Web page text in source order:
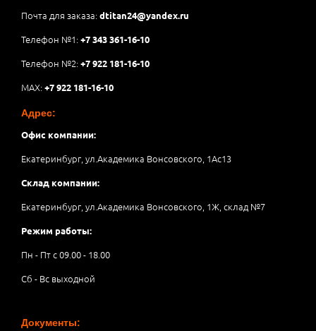
Почта для заказа:dtitan24@yandex.ru
Телефон №1:+7 343 361-16-10
Телефон №2:+7 922 181-16-10
MAX:+7 922 181-16-10
Адрес:
Офис компании:
Екатеринбург, ул.Академика Вонсовского, 1Аc13
Склад компании:
Екатеринбург, ул.Академика Вонсовского, 1Ж, склад №7
Режим работы:
Пн - Пт с 09.00 - 18.00
Сб - Вс выходной
Документы: